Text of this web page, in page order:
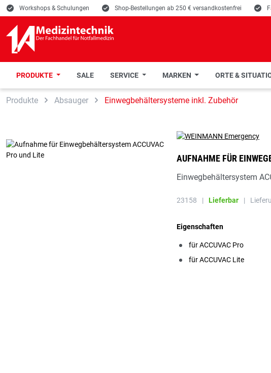
Zur Suche springen
Zur Hauptnavigation springen
E Workshops & Schulungen E Shop-Bestellungen ab 250 € versandkostenfrei E
PRODUKTE SALE SERVICE MARKEN ORTE &
Produkte Absauger Einwegbehältersysteme inkl. Zubehör
AUFNAHME FÜR
Einwegbehältersystem
23158 | Lieferbar |
Eigenschaften
für ACCUVAC Pro
für ACCUVAC Lite